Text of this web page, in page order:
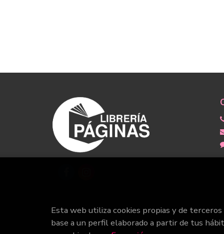
Esta web utiliza cookies propias y de
base a un perfil elaborado a partir de tus